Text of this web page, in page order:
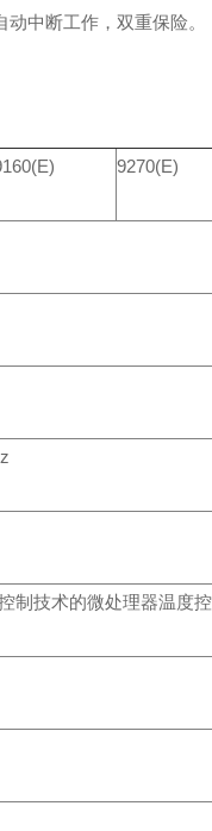
中断工作，双重保险。
9270(E)
制技术的微处理器温度控